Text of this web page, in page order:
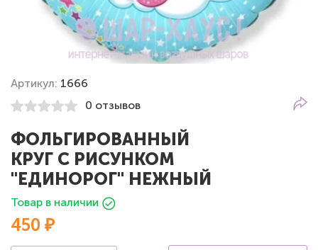
Артикул: 1666
0 отзывов
ФОЛЬГИРОВАННЫЙ
КРУГ С РИСУНКОМ
"ЕДИНОРОГ" НЕЖНЫЙ
Товар в наличии
450 ₽